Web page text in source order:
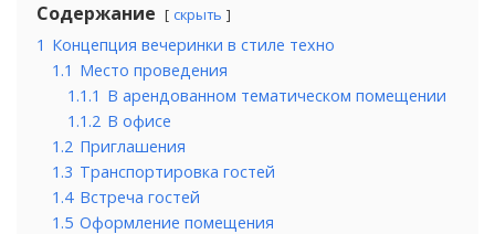
Содержание скрыть
1 Концепция вечеринки в стиле техно
1.1 Место проведения
1.1.1 В арендованном тематическом помещении
1.1.2 В офисе
1.2 Приглашения
1.3 Транспортировка гостей
1.4 Встреча гостей
1.5 Оформление помещения